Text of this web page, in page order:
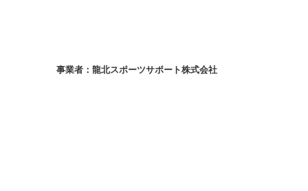
龍北スポーツサポート株式会社